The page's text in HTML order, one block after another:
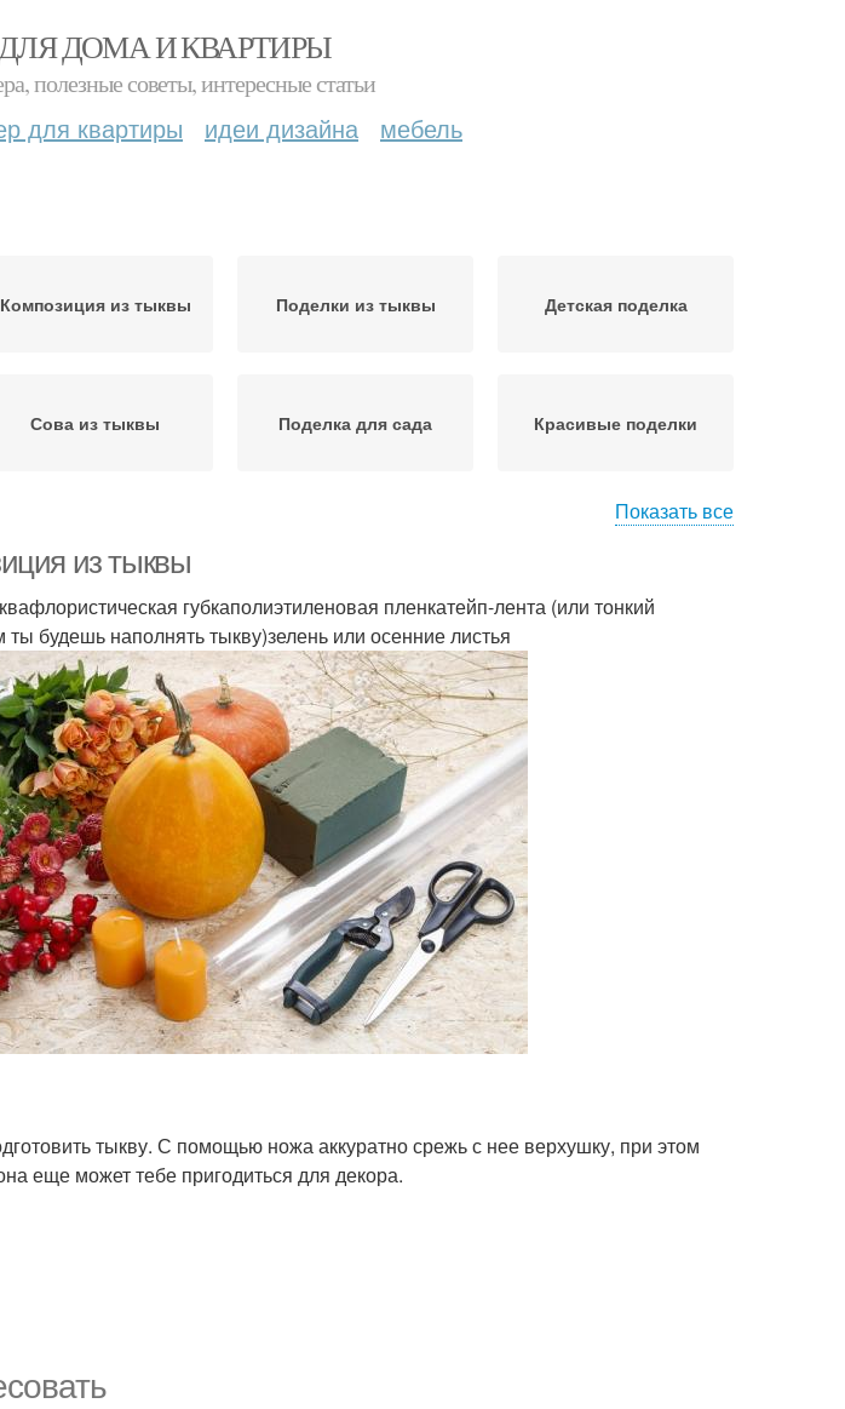
ДОМА И КВАРТИРЫ
полезные советы, интересные статьи
для квартиры идеи дизайна мебель
Композиция из тыквы Поделки из тыквы Детская поделка
Сова из тыквы Поделка для сада Красивые поделки
Показать все
из тыквы
губкаполиэтиленовая пленкатейп-лента (или тонкий
будешь наполнять тыкву)зелень или осенние листья
тыкву. С помощью ножа аккуратно срежь с нее верхушку, при этом
еще может тебе пригодиться для декора.